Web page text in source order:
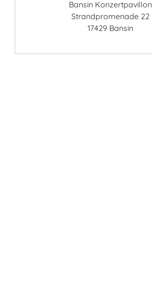
Bansin Konzertpavillon
Strandpromenade 22
17429 Bansin